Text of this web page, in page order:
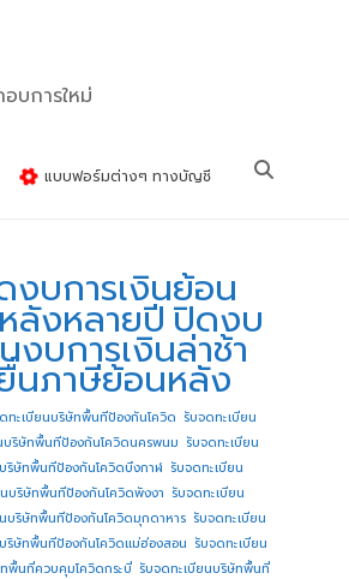
บการใหม่
แบบฟอร์มต่างๆ ทางบัญชี
งบการเงินย้อน
ลังหลายปี ปิดงบ
งบการเงินล่าช้า
นภาษีย้อนหลัง
ทะเบียนบริษัทพื้นทีป้องกันโควิด รับจดทะเบียน
บริษัทพื้นทีป้องกันโควิดนครพนม รับจดทะเบียน
ริษัทพื้นทีป้องกันโควิดบึงกาฬ รับจดทะเบียน
นบริษัทพื้นทีป้องกันโควิดพังงา รับจดทะเบียน
บริษัทพื้นทีป้องกันโควิดมุกดาหาร รับจดทะเบียน
ริษัทพื้นทีป้องกันโควิดแม่ฮ่องสอน รับจดทะเบียน
พื้นที่ควบคุมโควิดกระบี่ รับจดทะเบียนบริษัทพื้นที่